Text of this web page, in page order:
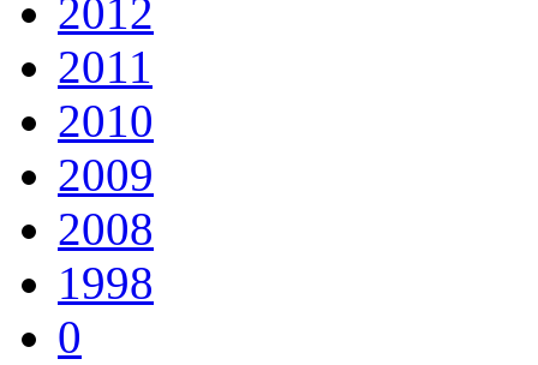
2012
2011
2010
2009
2008
1998
0